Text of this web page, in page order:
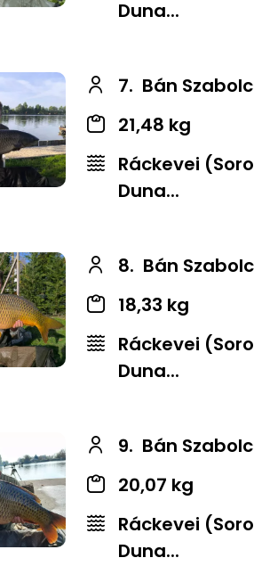
Duna...
7. Bán
21,48 kg
Ráckevei
Duna...
8. Bán
18,33 kg
Ráckevei
Duna...
9. Bán
20,07 kg
Ráckevei
Duna...